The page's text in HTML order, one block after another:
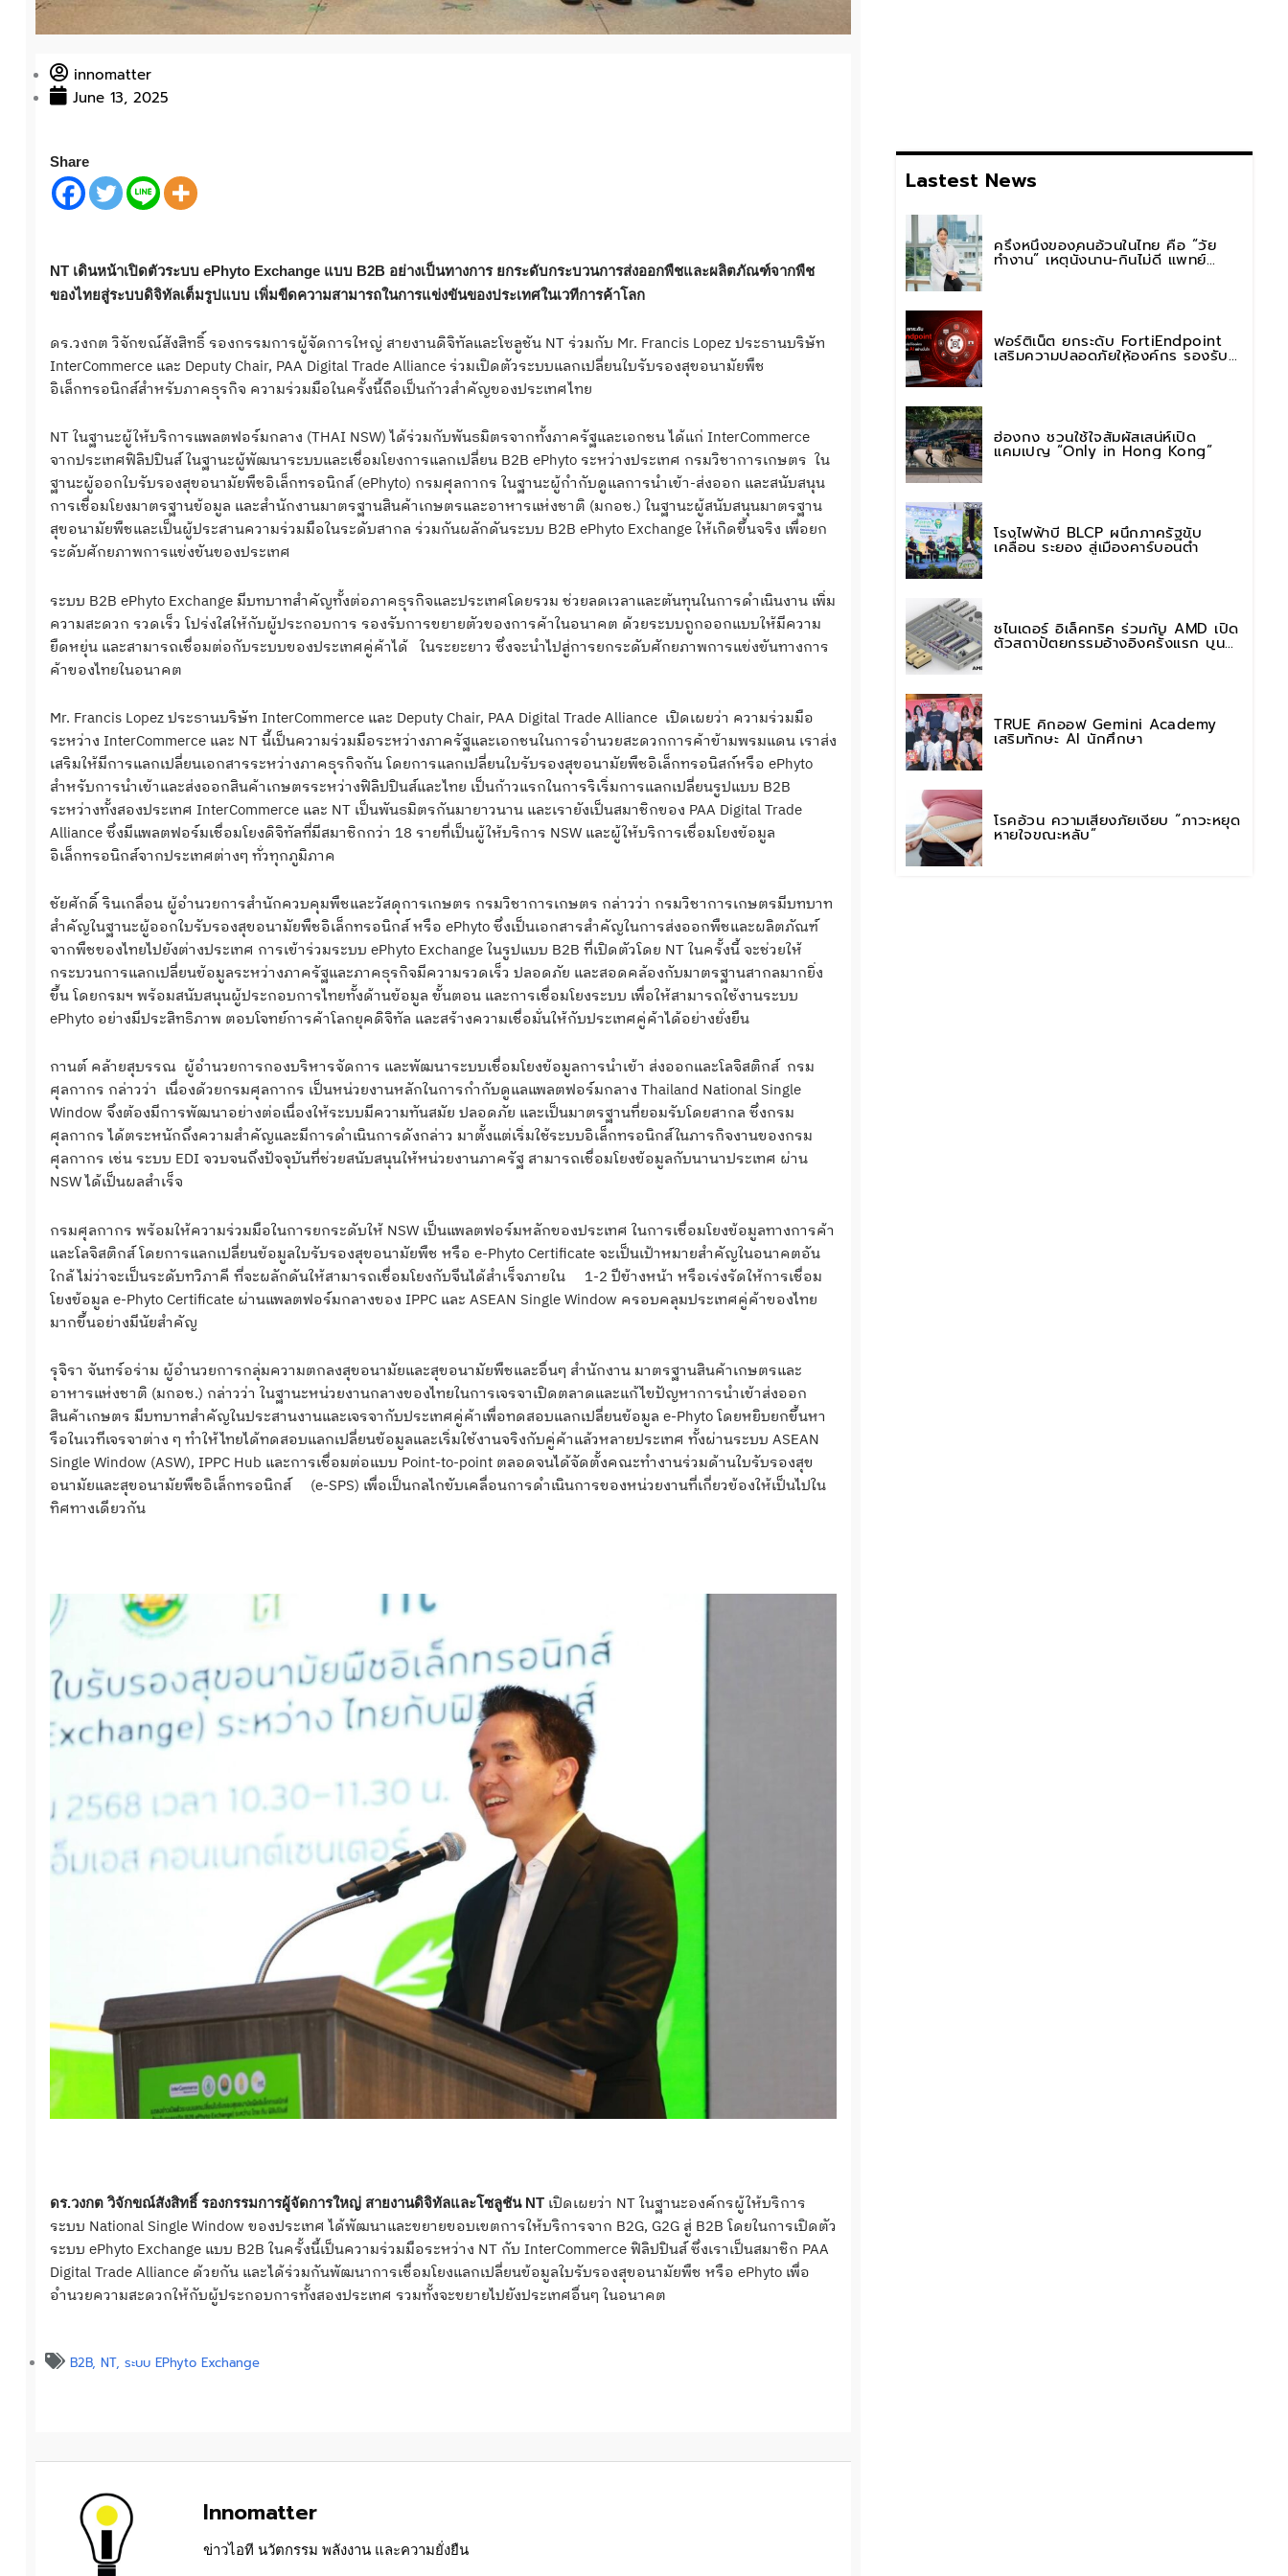
innomatter
June 13, 2025
Share
NT เดินหน้าเปิดตัวระบบ ePhyto Exchange แบบ B2B อย่างเป็นทางการ ยกระดับกระบวนการส่งออกพืชและผลิตภัณฑ์จากพืช
ของไทยสู่ระบบดิจิทัลเต็มรูปแบบ เพิ่มขีดความสามารถในการแข่งขันของประเทศในเวทีการค้าโลก
ดร.วงกต วิจักขณ์สังสิทธิ์ รองกรรมการผู้จัดการใหญ่ สายงานดิจิทัลและโซลูชัน NT ร่วมกับ Mr. Francis Lopez ประธานบริษัท
InterCommerce และ Deputy Chair, PAA Digital Trade Alliance ร่วมเปิดตัวระบบแลกเปลี่ยนใบรับรองสุขอนามัยพืช
อิเล็กทรอนิกส์สำหรับภาคธุรกิจ ความร่วมมือในครั้งนี้ถือเป็นก้าวสำคัญของประเทศไทย
NT ในฐานะผู้ให้บริการแพลตฟอร์มกลาง (THAI NSW) ได้ร่วมกับพันธมิตรจากทั้งภาครัฐและเอกชน ได้แก่ InterCommerce
จากประเทศฟิลิปปินส์ ในฐานะผู้พัฒนาระบบและเชื่อมโยงการแลกเปลี่ยน B2B ePhyto ระหว่างประเทศ กรมวิชาการเกษตร ใน
ฐานะผู้ออกใบรับรองสุขอนามัยพืชอิเล็กทรอนิกส์ (ePhyto) กรมศุลกากร ในฐานะผู้กำกับดูแลการนำเข้า-ส่งออก และสนับสนุน
การเชื่อมโยงมาตรฐานข้อมูล และสำนักงานมาตรฐานสินค้าเกษตรและอาหารแห่งชาติ (มกอช.) ในฐานะผู้สนับสนุนมาตรฐาน
สุขอนามัยพืชและเป็นผู้ประสานความร่วมมือในระดับสากล ร่วมกันผลักดันระบบ B2B ePhyto Exchange ให้เกิดขึ้นจริง เพื่อยก
ระดับศักยภาพการแข่งขันของประเทศ
ระบบ B2B ePhyto Exchange มีบทบาทสำคัญทั้งต่อภาคธุรกิจและประเทศโดยรวม ช่วยลดเวลาและต้นทุนในการดำเนินงาน เพิ่ม
ความสะดวก รวดเร็ว โปร่งใสให้กับผู้ประกอบการ รองรับการขยายตัวของการค้าในอนาคต ด้วยระบบถูกออกแบบให้มีความ
ยืดหยุ่น และสามารถเชื่อมต่อกับระบบของประเทศคู่ค้าได้ ในระยะยาว ซึ่งจะนำไปสู่การยกระดับศักยภาพการแข่งขันทางการ
ค้าของไทยในอนาคต
Mr. Francis Lopez ประธานบริษัท InterCommerce และ Deputy Chair, PAA Digital Trade Alliance เปิดเผยว่า ความร่วมมือ
ระหว่าง InterCommerce และ NT นี้เป็นความร่วมมือระหว่างภาครัฐและเอกชนในการอำนวยสะดวกการค้าข้ามพรมแดน เราส่ง
เสริมให้มีการแลกเปลี่ยนเอกสารระหว่างภาคธุรกิจกัน โดยการแลกเปลี่ยนใบรับรองสุขอนามัยพืชอิเล็กทรอนิสก์หรือ ePhyto
สำหรับการนำเข้าและส่งออกสินค้าเกษตรระหว่างฟิลิปปินส์และไทย เป็นก้าวแรกในการริเริ่มการแลกเปลี่ยนรูปแบบ B2B
ระหว่างทั้งสองประเทศ InterCommerce และ NT เป็นพันธมิตรกันมายาวนาน และเรายังเป็นสมาชิกของ PAA Digital Trade
Alliance ซึ่งมีแพลตฟอร์มเชื่อมโยงดิจิทัลที่มีสมาชิกกว่า 18 รายที่เป็นผู้ให้บริการ NSW และผู้ให้บริการเชื่อมโยงข้อมูล
อิเล็กทรอนิกส์จากประเทศต่างๆ ทั่วทุกภูมิภาค
ชัยศักดิ์ รินเกลื่อน ผู้อำนวยการสำนักควบคุมพืชและวัสดุการเกษตร กรมวิชาการเกษตร กล่าวว่า กรมวิชาการเกษตรมีบทบาท
สำคัญในฐานะผู้ออกใบรับรองสุขอนามัยพืชอิเล็กทรอนิกส์ หรือ ePhyto ซึ่งเป็นเอกสารสำคัญในการส่งออกพืชและผลิตภัณฑ์
จากพืชของไทยไปยังต่างประเทศ การเข้าร่วมระบบ ePhyto Exchange ในรูปแบบ B2B ที่เปิดตัวโดย NT ในครั้งนี้ จะช่วยให้
กระบวนการแลกเปลี่ยนข้อมูลระหว่างภาครัฐและภาคธุรกิจมีความรวดเร็ว ปลอดภัย และสอดคล้องกับมาตรฐานสากลมากยิ่ง
ขึ้น โดยกรมฯ พร้อมสนับสนุนผู้ประกอบการไทยทั้งด้านข้อมูล ขั้นตอน และการเชื่อมโยงระบบ เพื่อให้สามารถใช้งานระบบ
ePhyto อย่างมีประสิทธิภาพ ตอบโจทย์การค้าโลกยุคดิจิทัล และสร้างความเชื่อมั่นให้กับประเทศคู่ค้าได้อย่างยั่งยืน
กานต์ คล้ายสุบรรณ ผู้อำนวยการกองบริหารจัดการ และพัฒนาระบบเชื่อมโยงข้อมูลการนำเข้า ส่งออกและโลจิสติกส์ กรม
ศุลกากร กล่าวว่า เนื่องด้วยกรมศุลกากร เป็นหน่วยงานหลักในการกำกับดูแลแพลตฟอร์มกลาง Thailand National Single
Window จึงต้องมีการพัฒนาอย่างต่อเนื่องให้ระบบมีความทันสมัย ปลอดภัย และเป็นมาตรฐานที่ยอมรับโดยสากล ซึ่งกรม
ศุลกากร ได้ตระหนักถึงความสำคัญและมีการดำเนินการดังกล่าว มาตั้งแต่เริ่มใช้ระบบอิเล็กทรอนิกส์ในภารกิจงานของกรม
ศุลกากร เช่น ระบบ EDI จวบจนถึงปัจจุบันที่ช่วยสนับสนุนให้หน่วยงานภาครัฐ สามารถเชื่อมโยงข้อมูลกับนานาประเทศ ผ่าน
NSW ได้เป็นผลสำเร็จ
กรมศุลกากร พร้อมให้ความร่วมมือในการยกระดับให้ NSW เป็นแพลตฟอร์มหลักของประเทศ ในการเชื่อมโยงข้อมูลทางการค้า
และโลจิสติกส์ โดยการแลกเปลี่ยนข้อมูลใบรับรองสุขอนามัยพืช หรือ e-Phyto Certificate จะเป็นเป้าหมายสำคัญในอนาคตอัน
ใกล้ ไม่ว่าจะเป็นระดับทวิภาคี ที่จะผลักดันให้สามารถเชื่อมโยงกับจีนได้สำเร็จภายใน 1-2 ปีข้างหน้า หรือเร่งรัดให้การเชื่อม
โยงข้อมูล e-Phyto Certificate ผ่านแพลตฟอร์มกลางของ IPPC และ ASEAN Single Window ครอบคลุมประเทศคู่ค้าของไทย
มากขึ้นอย่างมีนัยสำคัญ
รุจิรา จันทร์อร่าม ผู้อำนวยการกลุ่มความตกลงสุขอนามัยและสุขอนามัยพืชและอื่นๆ สำนักงาน มาตรฐานสินค้าเกษตรและ
อาหารแห่งชาติ (มกอช.) กล่าวว่า ในฐานะหน่วยงานกลางของไทยในการเจรจาเปิดตลาดและแก้ไขปัญหาการนำเข้าส่งออก
สินค้าเกษตร มีบทบาทสำคัญในประสานงานและเจรจากับประเทศคู่ค้าเพื่อทดสอบแลกเปลี่ยนข้อมูล e-Phyto โดยหยิบยกขึ้นหา
รือในเวทีเจรจาต่าง ๆ ทำให้ไทยได้ทดสอบแลกเปลี่ยนข้อมูลและเริ่มใช้งานจริงกับคู่ค้าแล้วหลายประเทศ ทั้งผ่านระบบ ASEAN
Single Window (ASW), IPPC Hub และการเชื่อมต่อแบบ Point-to-point ตลอดจนได้จัดตั้งคณะทำงานร่วมด้านใบรับรองสุข
อนามัยและสุขอนามัยพืชอิเล็กทรอนิกส์ (e-SPS) เพื่อเป็นกลไกขับเคลื่อนการดำเนินการของหน่วยงานที่เกี่ยวข้องให้เป็นไปใน
ทิศทางเดียวกัน
ดร.วงกต วิจักขณ์สังสิทธิ์ รองกรรมการผู้จัดการใหญ่ สายงานดิจิทัลและโซลูชัน NTเปิดเผยว่า NT ในฐานะองค์กรผู้ให้บริการ
ระบบ National Single Window ของประเทศ ได้พัฒนาและขยายขอบเขตการให้บริการจาก B2G, G2G สู่ B2B โดยในการเปิดตัว
ระบบ ePhyto Exchange แบบ B2B ในครั้งนี้เป็นความร่วมมือระหว่าง NT กับ InterCommerce ฟิลิปปินส์ ซึ่งเราเป็นสมาชิก PAA
Digital Trade Alliance ด้วยกัน และได้ร่วมกันพัฒนาการเชื่อมโยงแลกเปลี่ยนข้อมูลใบรับรองสุขอนามัยพืช หรือ ePhyto เพื่อ
อำนวยความสะดวกให้กับผู้ประกอบการทั้งสองประเทศ รวมทั้งจะขยายไปยังประเทศอื่นๆ ในอนาคต
B2B, NT, ระบบ EPhyto Exchange
Innomatter
ข่าวไอที นวัตกรรม พลังงาน และความยั่งยืน
Lastest News
ครึ่งหนึ่งของคนอ้วนในไทย คือ “วัย
ทำงาน” เหตุนั่งนาน-กินไม่ดี แพทย์
รพ.วิมุต พหลโยธิน เตือน “อย่าดูแค่เลข
ฟอร์ติเน็ต ยกระดับ FortiEndpoint
เสริมความปลอดภัยให้องค์กร รองรับ
ฮ่องกง ชวนใช้ใจสัมผัสเสน่ห์เปิด
แคมเปญ “Only in Hong Kong”
โรงไฟฟ้าบี BLCP ผนึกภาครัฐขับ
เคลื่อน ระยอง สู่เมืองคาร์บอนต่ำ
ชไนเดอร์ อิเล็คทริค ร่วมกับ AMD เปิด
ตัวสถาปัตยกรรมอ้างอิงครั้งแรก บน
แพลตฟอร์ม “Helios” เร่งการติดตั้งใช้
TRUE คิกออฟ Gemini Academy
เสริมทักษะ AI นักศึกษา
โรคอ้วน ความเสี่ยงภัยเงียบ “ภาวะหยุด
หายใจขณะหลับ”